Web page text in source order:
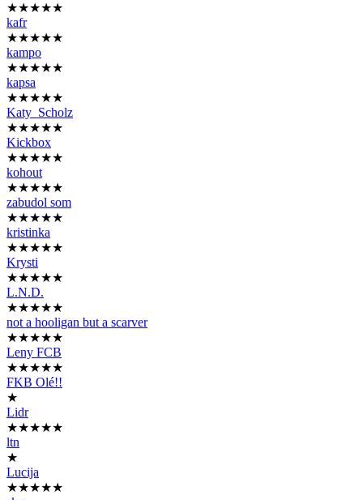
★★★★★
kafr
★★★★★
kampo
★★★★★
kapsa
★★★★★
Katy_Scholz
★★★★★
Kickbox
★★★★★
kohout
★★★★★
zabudol som
★★★★★
kristinka
★★★★★
Krysti
★★★★★
L.N.D.
★★★★★
not a hooligan but a scarver
★★★★★
Leny FCB
★★★★★
FKB Olé!!
★
Lidr
★★★★★
ltn
★
Lucija
★★★★★